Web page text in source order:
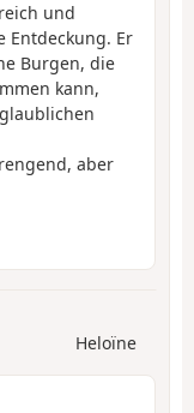
und
Entdeckung. Er
Burgen, die
kann,
aber
Heloïne